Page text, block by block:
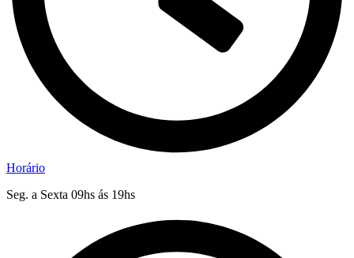
Horário
Seg. a Sexta 09hs ás 19hs